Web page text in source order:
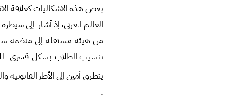
بعض هذه الاشكاليات كعلاقة
العالم العربي، إذ أشار إلى
من هيئة مستقلة إلى منظمة
تنسيب الطلاب بشكل قسري
يتطرق أمين إلى الأطر
.